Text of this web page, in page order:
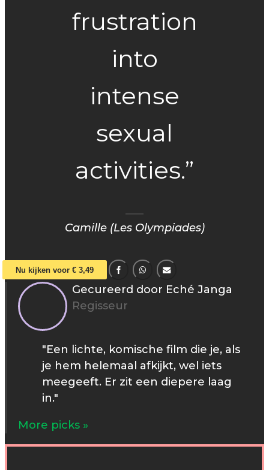
frustration
into
intense
sexual
activities.”
Camille (Les Olympiades)
Nu kijken voor € 3,49
Gecureerd door Eché Janga
Regisseur
"Een lichte, komische film die je, als
je hem helemaal afkijkt, wel iets
meegeeft. Er zit een diepere laag
in."
More picks